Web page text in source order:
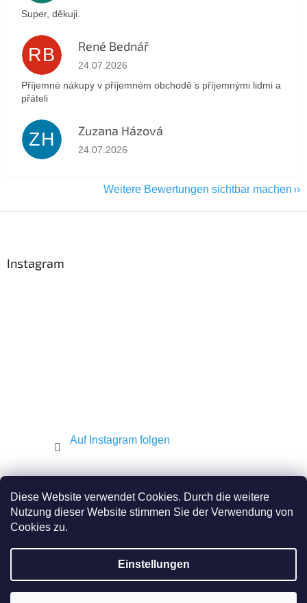
Diese Website verwendet Cookies. Durch die weitere
Nutzung dieser Website stimmen Sie der Verwendung von
Cookies zu.
Einstellungen
Super, děkuji.
RB René Bednář
Die Shop-Bewertung beträgt 5 von 5 Sternen.
24.07.2026
Příjemné nákupy v příjemném obchodě s příjemnými lidmi a
přáteli
ZH Zuzana Házová
Die Shop-Bewertung beträgt 5 von 5 Sternen.
24.07.2026
Weitere Bewertungen sichtbar machen
Instagram
Auf Instagram folgen
Erstellt von Shoptet
Copyright 2026JEWISH E-SHOP. Alle Rechte